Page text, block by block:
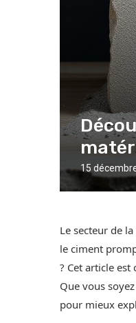
15
Le secteur de
le ciment
? Cet article
Que vous
pour mieux